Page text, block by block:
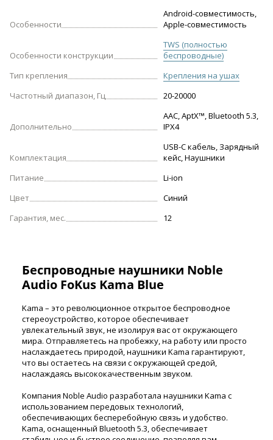
Особенности
Android-совместимость,
Apple-совместимость
Особенности конструкции
TWS (полностью
беспроводные)
Тип крепления
Крепления на ушах
Частотный диапазон, Гц
20-20000
Дополнительно
AAC, AptX™, Bluetooth 5.3,
IPX4
Комплектация
USB-С кабель, Зарядный
кейс, Наушники
Питание
Li-ion
Цвет
Синий
Гарантия, мес.
12
Беспроводные наушники Noble
Audio FoKus Kama Blue
Kama – это революционное открытое беспроводное
стереоустройство, которое обеспечивает
увлекательный звук, не изолируя вас от окружающего
мира. Отправляетесь на пробежку, на работу или просто
наслаждаетесь природой, наушники Kama гарантируют,
что вы остаетесь на связи с окружающей средой,
наслаждаясь высококачественным звуком.
Компания Noble Audio разработала наушники Kama с
использованием передовых технологий,
обеспечивающих бесперебойную связь и удобство.
Kama, оснащенный Bluetooth 5.3, обеспечивает